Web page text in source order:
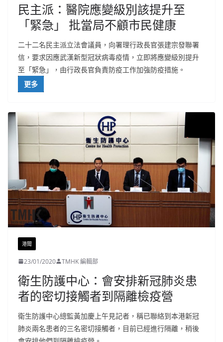
民主派：醫院應變級別該提升至
「緊急」 批當局不顧市民健康
二十二名民主派立法會議員，向署理行政長官張建宗發聯署
信，要求因應武漢新型冠狀病毒疫情，立即將應變級別提升
至「緊急」，由行政長官負責防疫工作加強防疫措施。
更多
港聞
23/01/2020 TMHK 編輯部
衛生防護中心：會安排新冠肺炎患
者的密切接觸者到隔離檢疫營
衛生防護中心總監黃加慶上午見記者，稱已聯絡到本港新冠
肺炎兩名患者的三名密切接觸者，目前已經進行隔離，稍後